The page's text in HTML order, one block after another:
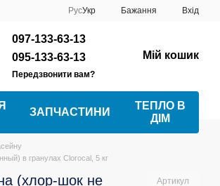
РусУкр Бажання Вхід
097-133-63-13
095-133-63-13
Передзвонити вам?
Мій кошик
ЗАПЧАСТИНИ
ТЕПЛО В
ДІМ
в гранулах Clorocal, 5 кг
(хлор-шок не
Артикул